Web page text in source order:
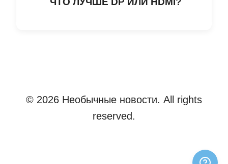
© 2026 Необычные новости. All rights
reserved.